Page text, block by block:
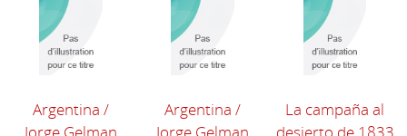
Argentina /
Argentina /
La campaña al